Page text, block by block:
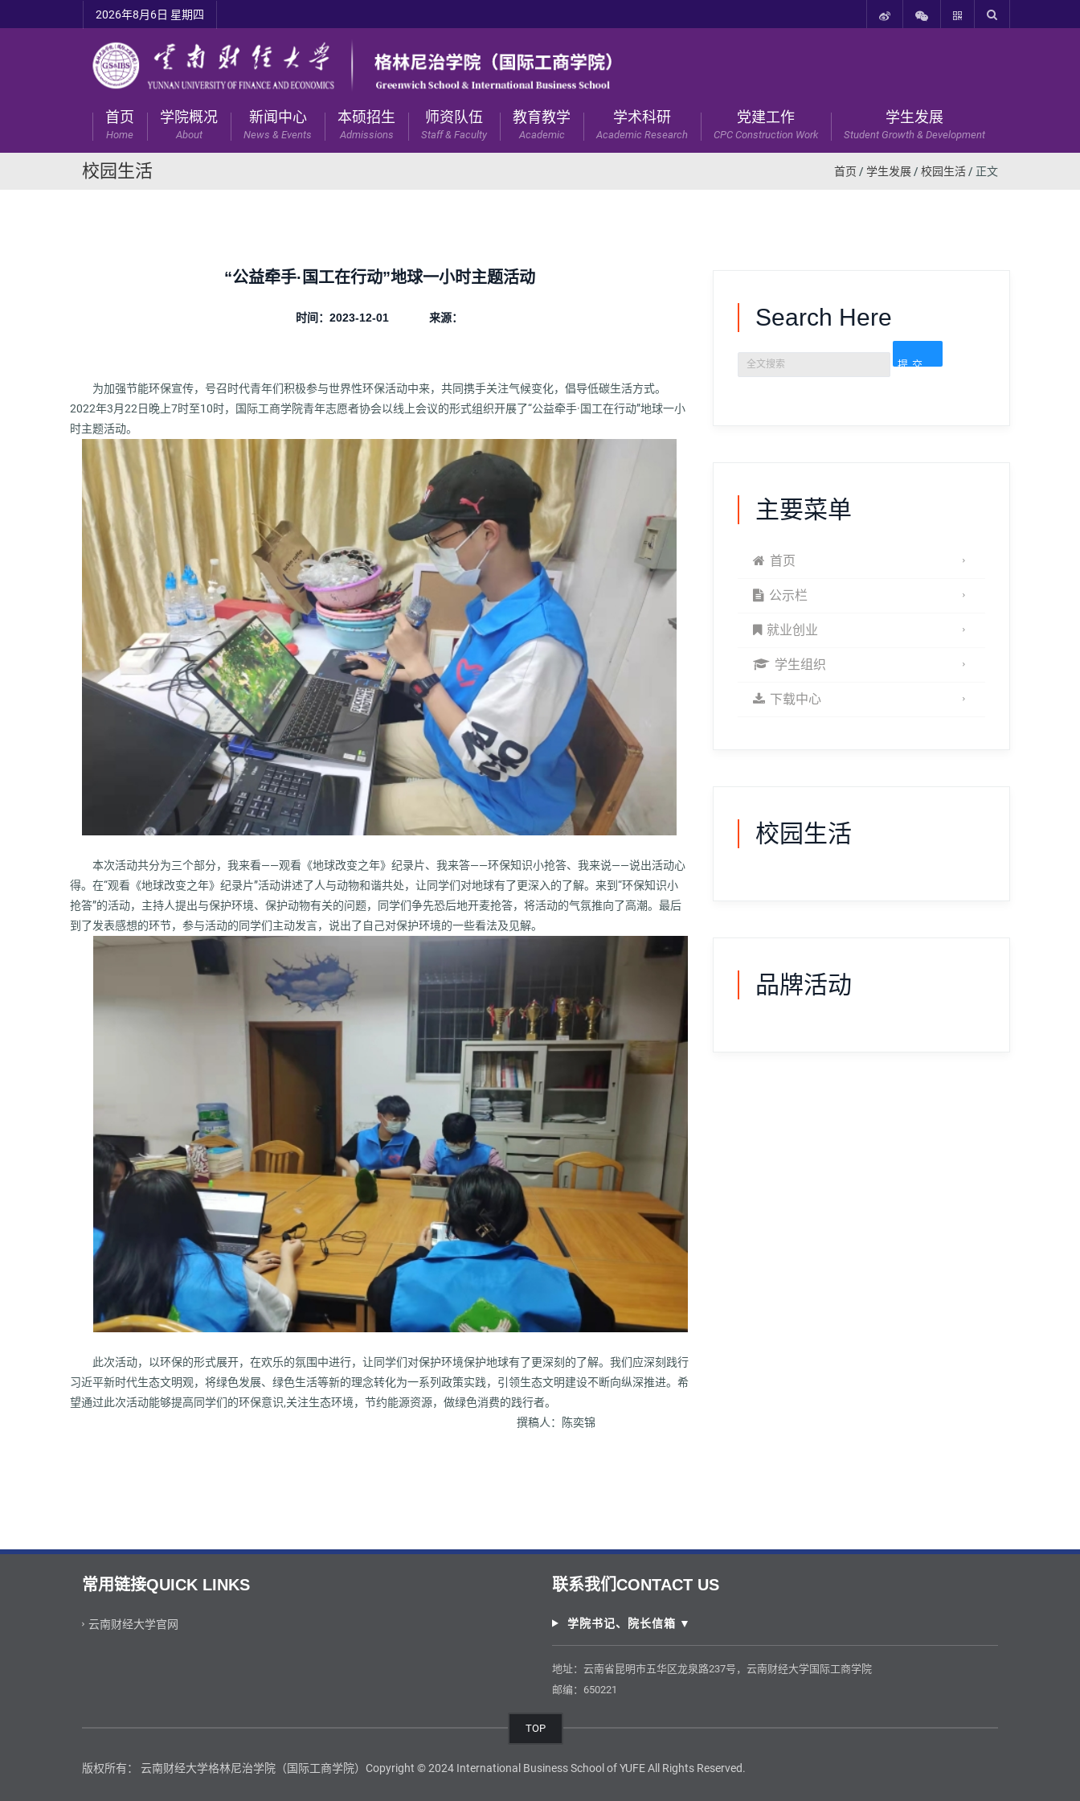
2026年8月6日 星期四
首页
Home
学院概况
About
新闻中心
News & Events
本硕招生
Admissions
师资队伍
Staff & Faculty
教育教学
Academic
学术科研
Academic Research
党建工作
CPC Construction Work
学生发展
Student Growth & Development
校园生活 首页 / 学生发展 / 校园生活 / 正文
“公益牵手·国工在行动”地球一小时主题活动
时间：2023-12-01 来源：
为加强节能环保宣传，号召时代青年们积极参与世界性环保活动中来，共同携手关注气候变化，倡导低碳生活方式。
2022年3月22日晚上7时至10时，国际工商学院青年志愿者协会以线上会议的形式组织开展了“公益牵手·国工在行动”地球一小
时主题活动。
本次活动共分为三个部分，我来看——观看《地球改变之年》纪录片、我来答——环保知识小抢答、我来说——说出活动心
得。在“观看《地球改变之年》纪录片”活动讲述了人与动物和谐共处，让同学们对地球有了更深入的了解。来到“环保知识小
抢答”的活动，主持人提出与保护环境、保护动物有关的问题，同学们争先恐后地开麦抢答，将活动的气氛推向了高潮。最后
到了发表感想的环节，参与活动的同学们主动发言，说出了自己对保护环境的一些看法及见解。
此次活动，以环保的形式展开，在欢乐的氛围中进行，让同学们对保护环境保护地球有了更深刻的了解。我们应深刻践行
习近平新时代生态文明观，将绿色发展、绿色生活等新的理念转化为一系列政策实践，引领生态文明建设不断向纵深推进。希
望通过此次活动能够提高同学们的环保意识,关注生态环境，节约能源资源，做绿色消费的践行者。
撰稿人：陈奕锦
Search Here
主要菜单
首页
公示栏
就业创业
学生组织
下载中心
校园生活
品牌活动
常用链接QUICK LINKS
云南财经大学官网
联系我们CONTACT US
学院书记、院长信箱 ▼
地址：云南省昆明市五华区龙泉路237号，云南财经大学国际工商学院
邮编：650221
TOP
版权所有： 云南财经大学格林尼治学院（国际工商学院）Copyright © 2024 International Business School of YUFE All Rights Reserved.